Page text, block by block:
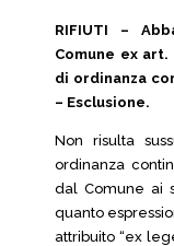
RIFIUTI –
Comune ex
di ordinanza
– Esclusione.
Non risulta
ordinanza
dal Comune ai
quanto
attribuito “ex